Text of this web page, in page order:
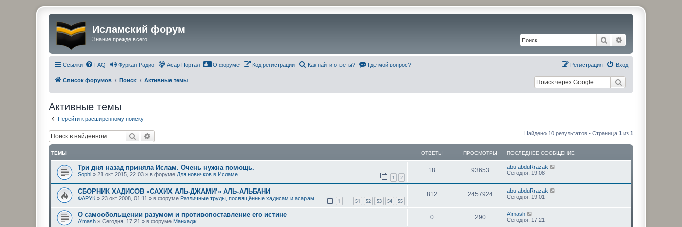
Исламский форум
Знание прежде всего Поиск
Ссылки FAQ Фуркан Радио Асар Портал О форуме Код регистрации Как найти ответы? Где мой вопрос? Вход
Регистрация
Список форумов Поиск Активные темы
Активные темы
Перейти к расширенному поиску
Поиск Найдено 10 результатов • Страница 1 из 1
ТЕМЫ ОТВЕТЫ ПРОСМОТРЫ ПОСЛЕДНЕЕ СООБЩЕНИЕ
Три дня назад приняла Ислам. Очень нужна помощь.
Sophi » 21 окт 2015, 22:03 » в форуме Для новичков в Исламе 1 2
18
т
в
е
93653П
р
о
с
П
о
л
е
д
е
е
с
abu abduRrazak
Сегодня, 19:08
СБОРНИК ХАДИСОВ «САХИХ АЛЬ-ДЖАМИ’» АЛЬ-АЛЬБАНИ
ФАРУК » 23 окт 2008, 01:11 » в форуме Различные труды, посвящённые хадисам и асарам 1 51 52 53 54 55
812О
т
2457924П
р
П
о
л
е
д
abu abduRrazak
Сегодня, 19:01
О самообольщении разумом и противопоставление его истине
A'mash » Сегодня, 17:21 » в форуме Манхадж
0О
290П
П
о
A'mash
Сегодня, 17:21